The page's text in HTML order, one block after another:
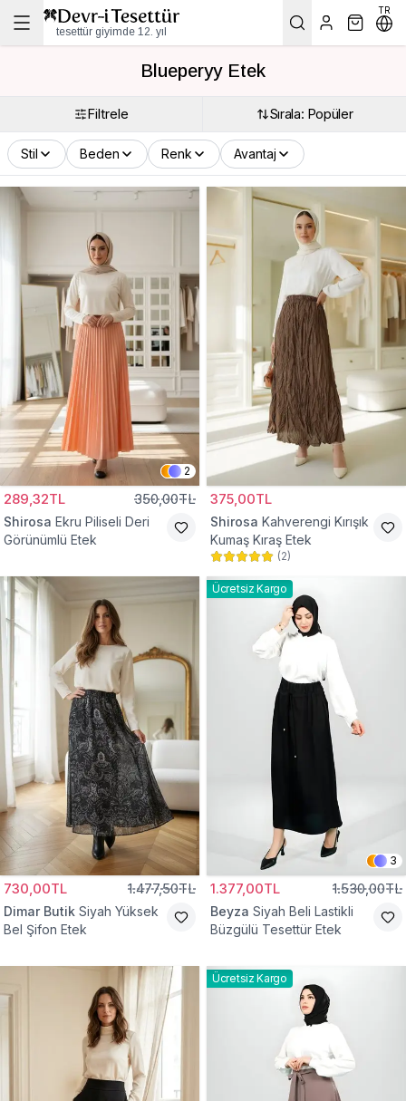
tesettür giyimde 12. yıl
TR
Blueperyy Etek
Filtrele Sırala: Popüler
Stil Beden Renk Avantaj
2
289,32TL 350,00TL
Shirosa Ekru Piliseli Deri
Görünümlü Etek
375,00TL
Shirosa Kahverengi Kırışık
Kumaş Kıraş Etek
(2)
730,00TL 1.477,50TL
Dimar Butik Siyah Yüksek
Bel Şifon Etek
Ücretsiz Kargo
3
1.377,00TL 1.530,00TL
Beyza Siyah Beli Lastikli
Büzgülü Tesettür Etek
Ücretsiz Kargo